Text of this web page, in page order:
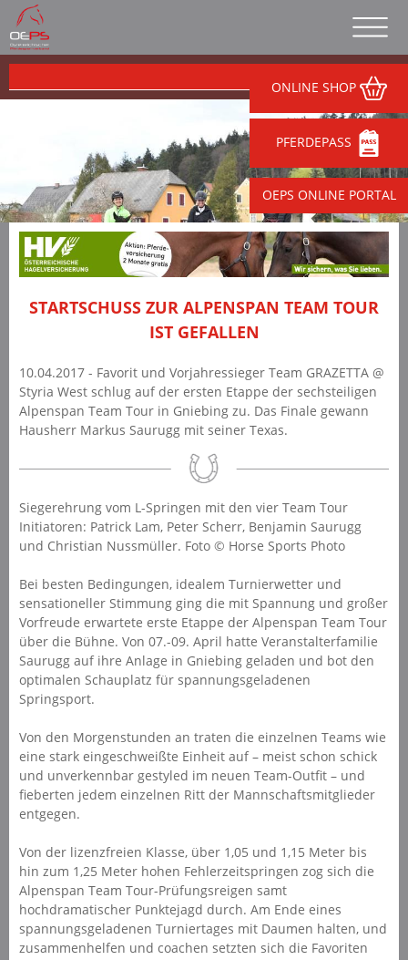
ONLINE SHOP
PFERDEPASS
OEPS ONLINE PORTAL
STARTSCHUSS ZUR ALPENSPAN TEAM TOUR
IST GEFALLEN
10.04.2017 - Favorit und Vorjahressieger Team GRAZETTA @
Styria West schlug auf der ersten Etappe der sechsteiligen
Alpenspan Team Tour in Gniebing zu. Das Finale gewann
Hausherr Markus Saurugg mit seiner Texas.
Siegerehrung vom L-Springen mit den vier Team Tour
Initiatoren: Patrick Lam, Peter Scherr, Benjamin Saurugg
und Christian Nussmüller. Foto © Horse Sports Photo
Bei besten Bedingungen, idealem Turnierwetter und
sensationeller Stimmung ging die mit Spannung und großer
Vorfreude erwartete erste Etappe der Alpenspan Team Tour
über die Bühne. Von 07.-09. April hatte Veranstalterfamilie
Saurugg auf ihre Anlage in Gniebing geladen und bot den
optimalen Schauplatz für spannungsgeladenen
Springsport.
Von den Morgenstunden an traten die einzelnen Teams wie
eine stark eingeschweißte Einheit auf – meist schon schick
und unverkennbar gestyled im neuen Team-Outfit – und
fieberten jedem einzelnen Ritt der Mannschaftsmitglieder
entgegen.
Von der lizenzfreien Klasse, über 1,05 und 1,15 Meter bis
hin zum 1,25 Meter hohen Fehlerzeitspringen zog sich die
Alpenspan Team Tour-Prüfungsreigen samt
hochdramatischer Punktejagd durch. Am Ende eines
spannungsgeladenen Turniertages mit Daumen halten, und
zusammenhelfen und coachen setzten sich die Favoriten